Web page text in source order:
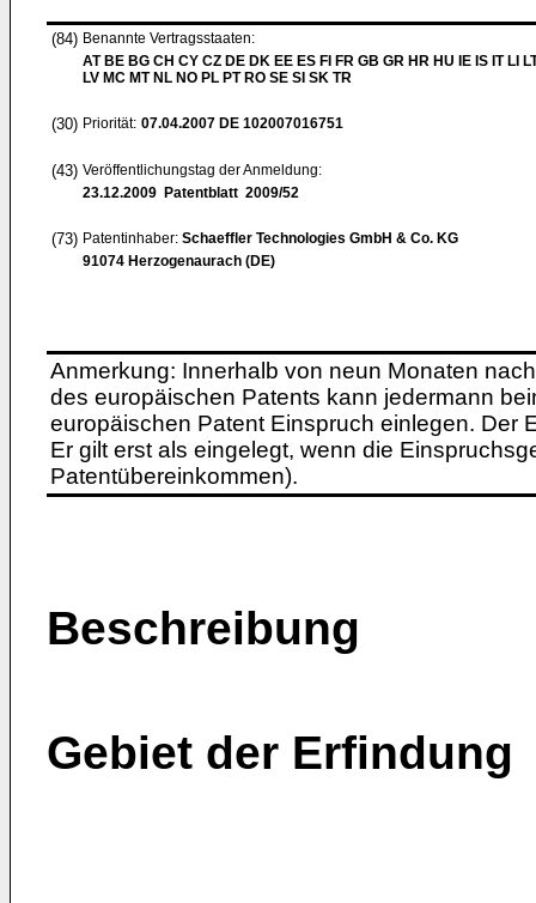
(84) Benannte Vertragsstaaten:
AT BE BG CH CY CZ DE DK EE ES FI FR GB GR HR HU IE IS IT LI
LV MC MT NL NO PL PT RO SE SI SK TR
(30) Priorität: 07.04.2007 DE 102007016751
(43) Veröffentlichungstag der Anmeldung:
23.12.2009 Patentblatt 2009/52
(73) Patentinhaber: Schaeffler Technologies GmbH & Co. KG
91074 Herzogenaurach (DE)
Anmerkung: Innerhalb von neun Monaten
des europäischen Patents kann jedermann
europäischen Patent Einspruch einlegen. Der
Er gilt erst als eingelegt, wenn die
Patentübereinkommen).
Beschreibung
Gebiet der Erfindung